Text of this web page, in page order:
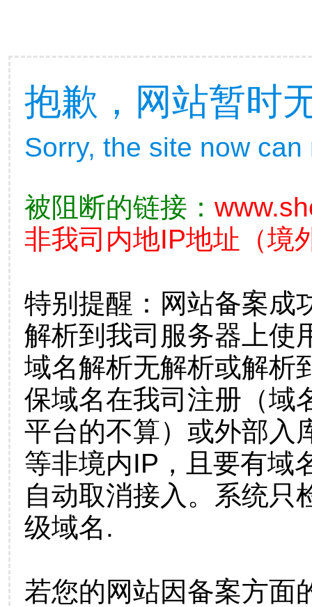
抱歉，网站暂时
Sorry, the site now
被阻断的链接：
非我司内地IP地址（境
特别提醒：网站备案成
解析到我司服务器上使
域名解析无解析或解析
保域名在我司注册（域
平台的不算）或外部入
等非境内IP，且要有域
自动取消接入。系统只
级域名.
若您的网站因备案方面